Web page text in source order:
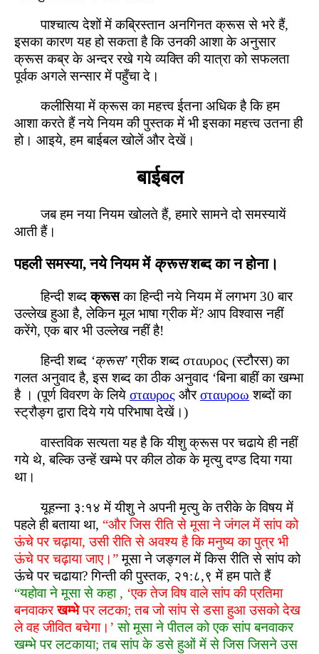
पाश्चात्य देशों में कब्रिस्तान अनगिनत क्रूस से भरे हैं,
इसका कारण यह हो सकता है कि उनकी आशा के अनुसार
क्रूस कब्र के अन्दर रखे गये व्यक्ति की यात्रा को सफलता
पूर्वक अगले सन्सार में पहुँचा दे।
कलीसिया में क्रूस का महत्त्व ईतना अधिक है कि हम
आशा करते हैं नये नियम की पुस्तक में भी इसका महत्त्व उतना ही
हो। आइये, हम बाईबल खोलें और देखें।
बाईबल
जब हम नया नियम खोलते हैं, हमारे सामने दो समस्यायें
आती हैं।
पहली समस्या, नये नियम में क्रूसशब्द का न होना।
हिन्दी शब्दक्रूसका हिन्दी नये नियम में लगभग 30 बार
उल्लेख हुआ है, लेकिन मूल भाषा ग्रीक में? आप विश्वास नहीं
करेंगे, एक बार भी उल्लेख नहीं है!
हिन्दी शब्द ‘क्रूस’ग्रीक शब्द σταυρος (स्टौरस) का
गलत अनुवाद है, इस शब्द का ठीक अनुवाद ‘बिना बाहीं का खम्भा
है । (पूर्ण विवरण के लिये σταυρος औरσταυροω शब्दों का
स्ट्रौङ्ग द्वारा दिये गये परिभाषा देखें।)
वास्तविक सत्यता यह है कि यीशु क्रूस पर चढाये ही नहीं
गये थे, बल्कि उन्हें खम्भे पर कील ठोक के मृत्यु दण्ड दिया गया
था।
यूहन्ना ३:१४ में यीशु ने अपनी मृत्यु के तरीके के विषय में
पहले ही बताया था, “और जिस रीति से मूसा ने जंगल में सांप को
ऊंचे पर चढ़ाया, उसी रीति से अवश्य है कि मनुष्य का पुत्र भी
ऊंचे पर चढ़ाया जाए।”मूसा ने जङ्गल में किस रीति से सांप को
ऊंचे पर चढाया? गिन्ती की पुस्तक, २१:८,९ में हम पाते हैं
“यहोवा ने मूसा से कहा , ‘एक तेज विष वाले सांप की प्रतिमा
बनवाकरखम्भेपर लटका; तब जो सांप से डसा हुआ उसको देख
ले वह जीवित बचेगा।’ सो मूसा ने पीतल को एक सांप बनवाकर
खम्भे पर लटकाया; तब सांप के डसे हुओं में से जिस जिसने उस